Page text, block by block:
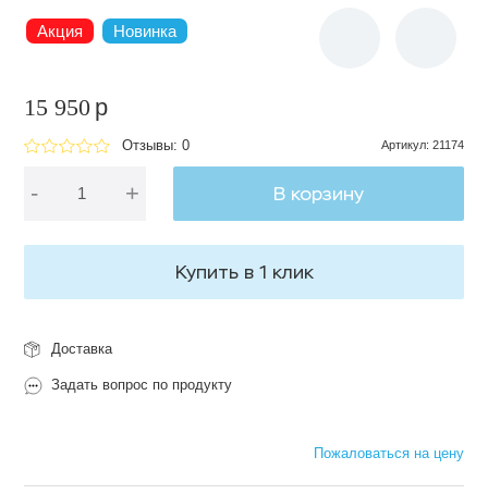
Акция Новинка
15 950 p
Отзывы: 0 Артикул: 21174
- + В корзину
Купить в 1 клик
Доставка
Задать вопрос по продукту
Пожаловаться на цену